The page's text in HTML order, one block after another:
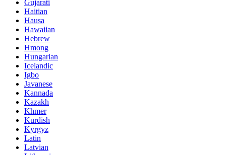
Gujarati
Haitian
Hausa
Hawaiian
Hebrew
Hmong
Hungarian
Icelandic
Igbo
Javanese
Kannada
Kazakh
Khmer
Kurdish
Kyrgyz
Latin
Latvian